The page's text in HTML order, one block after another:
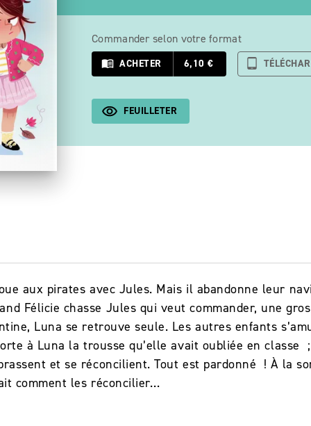
Commander selon votre format
menu_book ACHETER 6,10 € tablet_android
FEUILLETER
aux pirates avec Jules. Mais il abandonne leur
Félicie chasse Jules qui veut commander, une
Luna se retrouve seule. Les autres enfants
à Luna la trousse qu’elle avait oubliée en classe
et se réconcilient. Tout est pardonné ! À la
comment les réconcilier…